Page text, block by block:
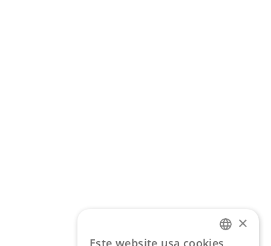
×
Este website usa cookies